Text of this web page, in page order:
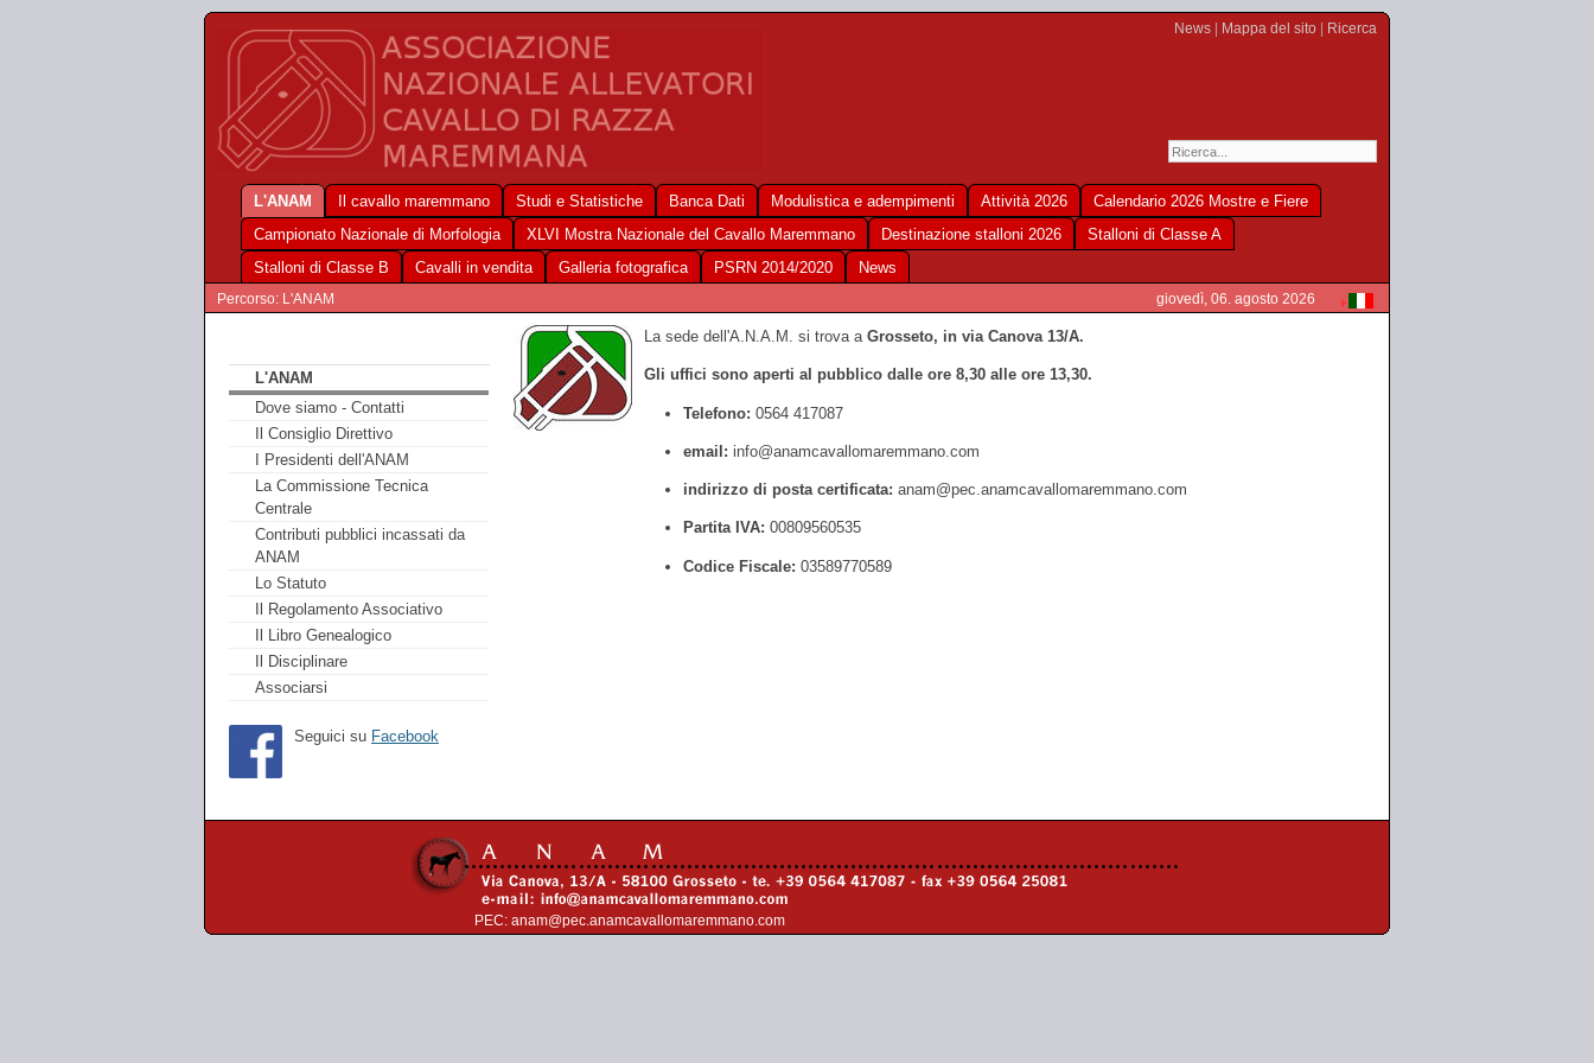
News Mappa del sito Ricerca
L'ANAM Il cavallo maremmano Studi e Statistiche Banca Dati Modulistica e adempimenti Attività 2026
Calendario 2026 Mostre e Fiere
Campionato Nazionale di Morfologia
XLVI Mostra Nazionale del Cavallo Maremmano Destinazione stalloni 2026
Stalloni di Classe A
Stalloni di Classe B
Cavalli in vendita Galleria fotografica PSRN 2014/2020 News
Percorso: L'ANAM giovedì, 06. agosto 2026
L'ANAM
Dove siamo - Contatti
Il Consiglio Direttivo
I Presidenti dell'ANAM
La Commissione Tecnica
Centrale
Contributi pubblici incassati da
ANAM
Lo Statuto
Il Regolamento Associativo
Il Libro Genealogico
Il Disciplinare
Associarsi
Seguici su Facebook
La sede dell'A.N.A.M. si trova a Grosseto, in via Canova 13/A.
Gli uffici sono aperti al pubblico dalle ore 8,30 alle ore 13,30.
Telefono: 0564 417087
email: info@anamcavallomaremmano.com
indirizzo di posta certificata: anam@pec.anamcavallomaremmano.com
Partita IVA: 00809560535
Codice Fiscale: 03589770589
PEC: anam@pec.anamcavallomaremmano.com